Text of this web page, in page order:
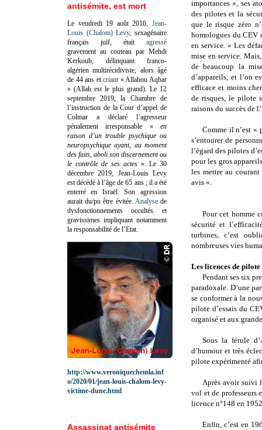
importances », ses
des pilotes et la
que le risque zéro
homologues du CEV
en service. « Les
mise en service.
de beaucoup la
d’appareils, et l’on
efficace et moins
de risques, le pilote
raisons du succès de
Comme il n’est «
s’entourer de
l’égard des pilotes
pour les gros
les mettre au
avis ».
Pour cet homme
sécurité et
turbines, c’est
nombreuses vies
Les licences de
Pendant ses six
paradoxale. D’une
se conformer à la
pilote d’essais du
organisé et aux
Sous la férule
d’humour et très
pilote expérimenté
Après avoir suivi
vol et de professeurs
licence n°148 en
Enfin, c’est en
antisémite, est mort
Le vendredi 19 août 2016, Jean-
Louis (Chalom) Levy, sexagénaire
français juif, était agressé
gravement au couteau par Mehdi
Kerkoub, délinquant franco-
algérien multirécidiviste, alors âgé
de 44 ans etcriant « Allahou Aqbar
» (Allah est le plus grand). Le 12
septembre 2019, la Chambre de
l’instruction de la Cour d’appel de
Colmar a déclaré l’agresseur
pénalement irresponsable «en
raison d’un trouble psychique ou
neuropsychique ayant, au moment
des faits, aboli son discernement ou
le contrôle de ses actes». Le 30
décembre 2019, Jean-Louis Levy
est décédé à l’âge de 65 ans ; il a été
enterré en Israël. Son agression
aurait du/pu être évitée. Analysede
dysfonctionnements occultés et
gravissimes impliquant notamment
la responsabilité de l’Etat.
http://www.veroniquechemla.inf
o/2020/01/jean-louis-chalom-levy-
victime-dune.html
Assassinat antisémite